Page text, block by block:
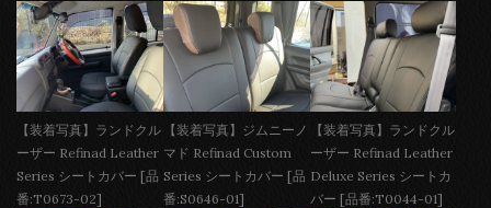
【装着写真】ランドクル
ーザー Refinad Leather
Series シートカバー [品
番:T0673-02]
【装着写真】ジムニーノ
マド Refinad Custom
Series シートカバー [品
番:S0646-01]
【装着写真】ランドクル
ーザー Refinad Leather
Deluxe Series シートカ
バー [品番:T0044-01]